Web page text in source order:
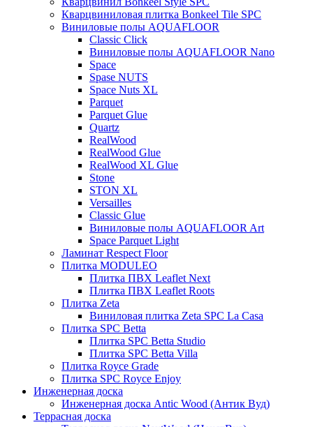
Кварцвиниловая плитка Bonkeel Tile SPC
Виниловые полы AQUAFLOOR
Classic Click
Виниловые полы AQUAFLOOR Nano
Space
Spase NUTS
Space Nuts XL
Parquet
Parquet Glue
Quartz
RealWood
RealWood Glue
RealWood XL Glue
Stone
STON XL
Versailles
Classic Glue
Виниловые полы AQUAFLOOR Art
Space Parquet Light
Ламинат Respect Floor
Плитка MODULEO
Плитка ПВХ Leaflet Next
Плитка ПВХ Leaflet Roots
Плитка Zeta
Виниловая плитка Zeta SPC La Casa
Плитка SPC Betta
Плитка SPC Betta Studio
Плитка SPC Betta Villa
Плитка Royce Grade
Плитка SPC Royce Enjoy
Инженерная доска
Инженерная доска Antic Wood (Антик Вуд)
Террасная доска